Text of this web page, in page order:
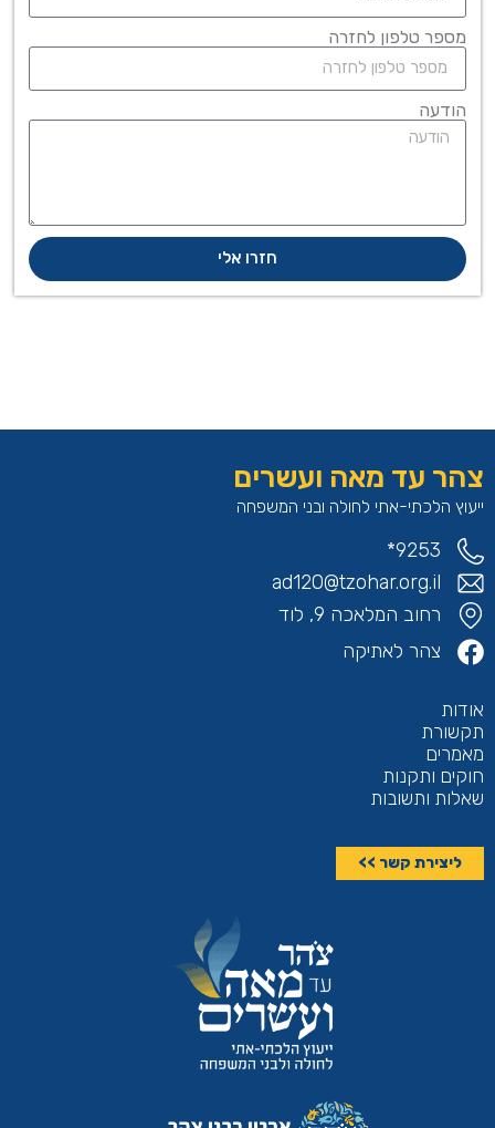
מספר טלפון לחזרה
הודעה
חזרו אלי
צהר עד מאה ועשרים
ייעוץ הלכתי-אתי לחולה ובני המשפחה
9253*
ad120@tzohar.org.il
רחוב המלאכה 9, לוד
צהר לאתיקה
אודות
תקשורת
מאמרים
חוקים ותקנות
שאלות ותשובות
ליצירת קשר >>